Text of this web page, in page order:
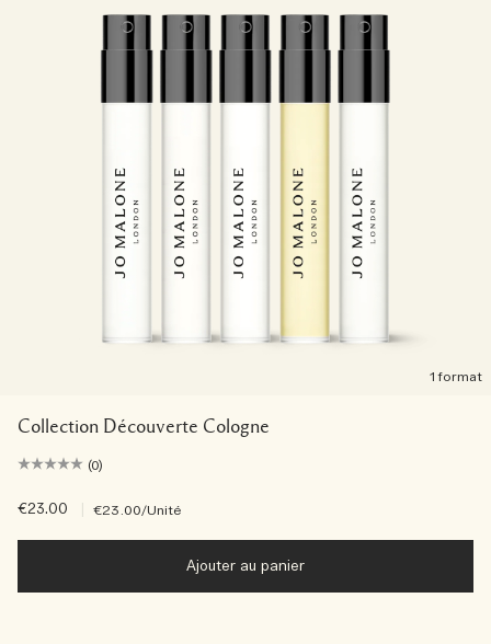
Lire l’histoire
Riche et Floral
1 format
Collection Découverte Cologne
(0)
€23.00 €23.00/Unité
Ajouter au panier